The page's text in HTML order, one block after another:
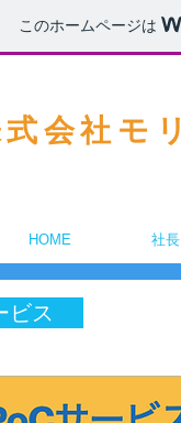
このホームページは
会社モ
HOME 社
ビス